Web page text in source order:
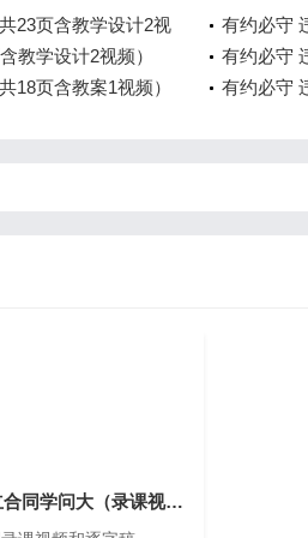
23页含教学设计2视
有约必守
频）
教学设计2视频）
有约必守
频）
18页含教案1视频） 有约必守
订立合同学问大（录课视频和逐字稿）